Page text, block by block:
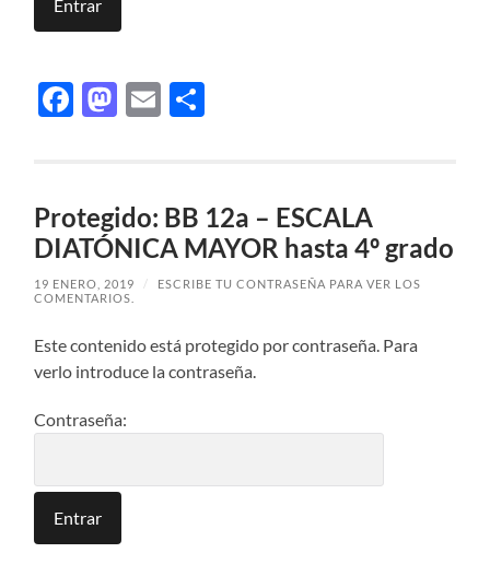
Facebook
Mastodon
Email
Protegido: BB 12a – ESCALA
DIATÓNICA MAYOR hasta 4º grado
19 ENERO, 2019 /
ESCRIBE TU CONTRASEÑA PARA VER LOS
COMENTARIOS.
Este contenido está protegido por contraseña. Para
verlo introduce la contraseña.
Contraseña: